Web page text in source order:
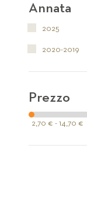
Annata
2025
2020-2019
Prezzo
2,70 € - 14,70 €